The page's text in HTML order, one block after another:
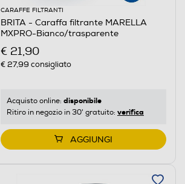
CARAFFE FILTRANTI
BRITA - Caraffa filtrante MARELLA
MXPRO-Bianco/trasparente
€ 21,90
€ 27,99 consigliato
Acquisto online: disponibile
Ritiro in negozio in 30' gratuito: verifica
AGGIUNGI